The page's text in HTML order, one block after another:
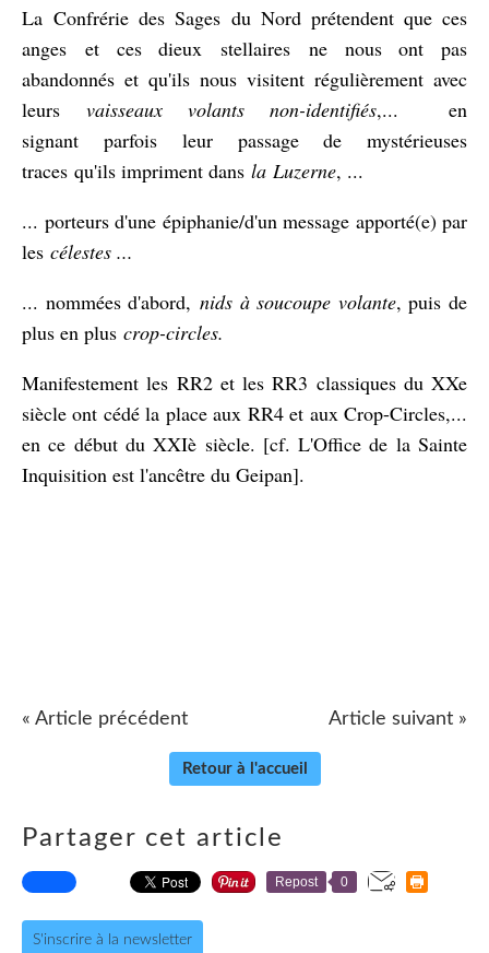
La Confrérie des Sages du Nord prétendent que ces
anges et ces dieux stellaires ne nous ont pas
abandonnés et qu'ils nous visitent régulièrement avec
leurs vaisseaux volants non-identifiés,... en
signant parfois leur passage de mystérieuses
traces qu'ils impriment dans la Luzerne, ...
... porteurs d'une épiphanie/d'un message apporté(e) par
les célestes ...
... nommées d'abord, nids à soucoupe volante, puis de
plus en plus crop-circles.
Manifestement les RR2 et les RR3 classiques du XXe
siècle ont cédé la place aux RR4 et aux Crop-Circles,...
en ce début du XXIè siècle. [cf. L'Office de la Sainte
Inquisition est l'ancêtre du Geipan].
« Article précédent Article suivant »
Retour à l'accueil
Partager cet article
Repost 0
S'inscrire à la newsletter